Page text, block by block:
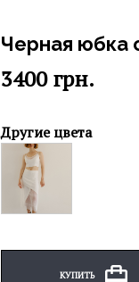
Черная юбка
3400грн.
Другие цвета
КУПИТЬ